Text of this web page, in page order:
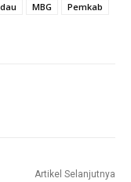
MBG
Pemkab
Artikel Selanjutnya